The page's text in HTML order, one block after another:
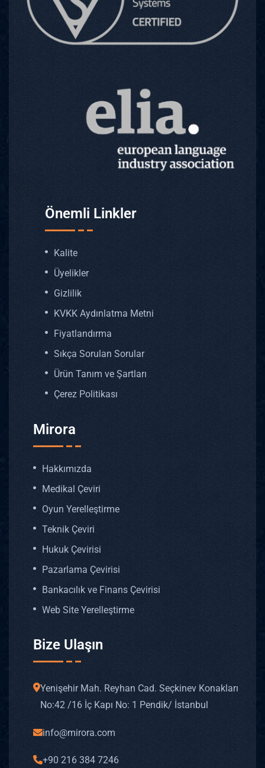
Önemli Linkler
Kalite
Üyelikler
Gizlilik
KVKK Aydınlatma Metni
Fiyatlandırma
Sıkça Sorulan Sorular
Ürün Tanım ve Şartları
Çerez Politikası
Mirora
Hakkımızda
Medikal Çeviri
Oyun Yerelleştirme
Teknik Çeviri
Hukuk Çevirisi
Pazarlama Çevirisi
Bankacılık ve Finans Çevirisi
Web Site Yerelleştirme
Bize Ulaşın
Yenişehir Mah. Reyhan Cad. Seçkinev Konakları
No: 42 /16 İç Kapı No: 1 Pendik/ İstanbul
info@mirora.com
+90 216 384 7246